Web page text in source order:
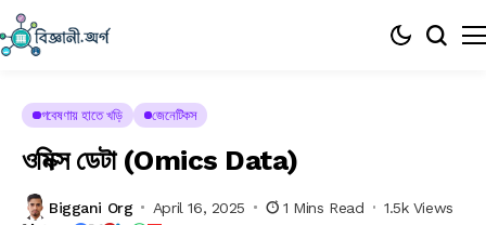
গবেষণায় হাতে খড়ি জেনেটিকস
ওমিক্স ডেটা (Omics Data)
Biggani Org April 16, 2025 1 Mins Read 1.5k Views